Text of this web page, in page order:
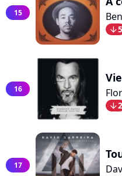
15
arrow_bot5
16
arrow_bot2
17